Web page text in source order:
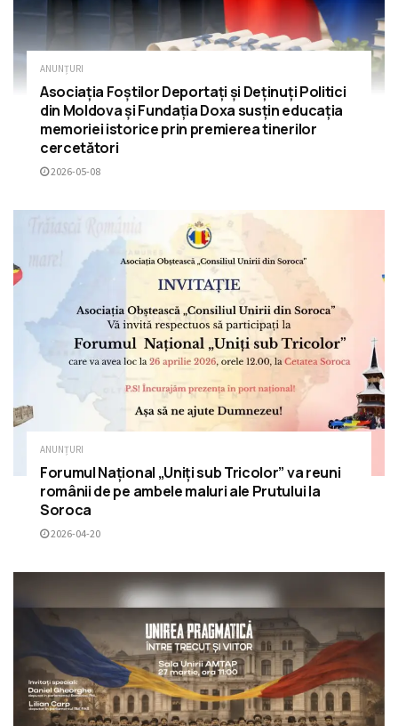
ANUNȚURI
Asociația Foștilor Deportați și Deținuți Politici
din Moldova și Fundația Doxa susțin educația
memoriei istorice prin premierea tinerilor
cercetători
2026-05-08
ANUNȚURI
Forumul Național „Uniți sub Tricolor” va reuni
românii de pe ambele maluri ale Prutului la
Soroca
2026-04-20